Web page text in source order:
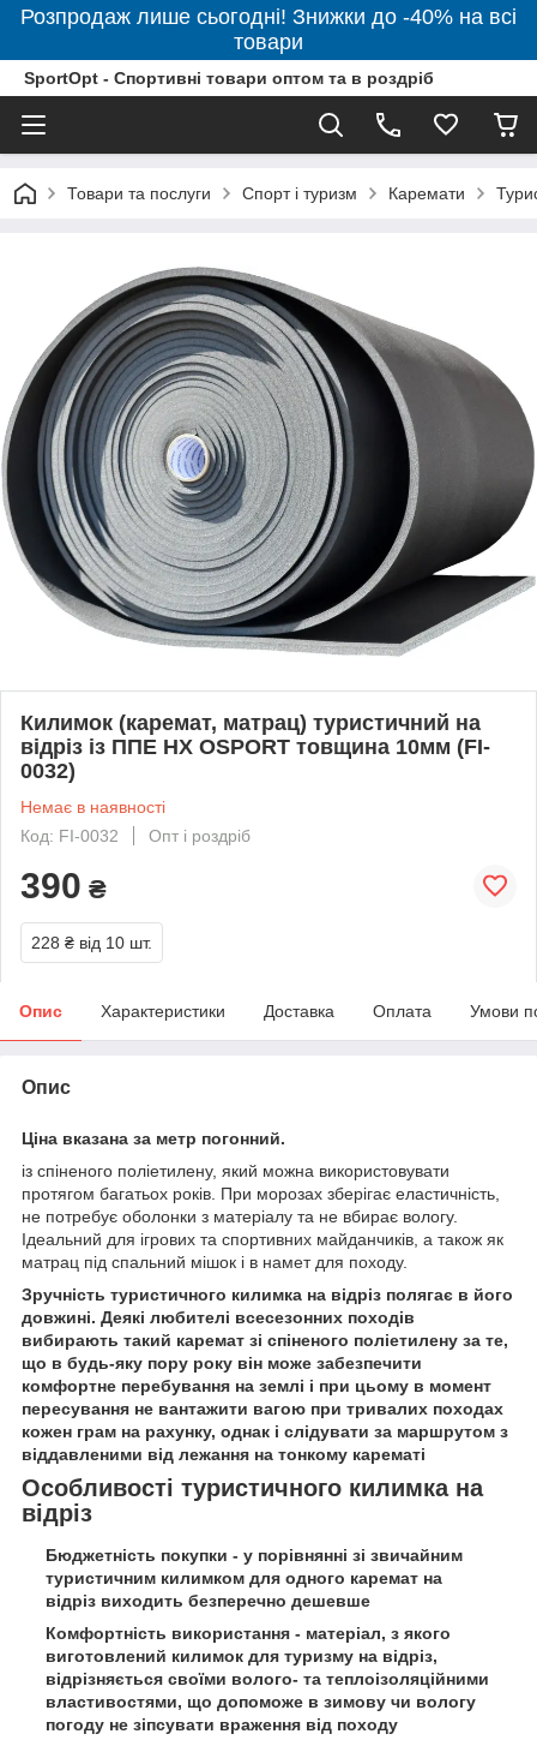
Розпродаж лише сьогодні! Знижки до -40% на всі
товари
SportOpt - Спортивні товари оптом та в роздріб
Товари та послуги Спорт і туризм Каремати
Килимок (каремат, матрац) туристичний на
відріз із ППЕ НХ OSPORT товщина 10мм (FI-
0032)
Немає в наявності
Код: FI-0032
Опт і роздріб
390 ₴
228 ₴ від 10 шт.
Опис Характеристики Доставка Оплата Умови
Опис
Ціна вказана за метр погонний.
із спіненого поліетилену, який можна використовувати
протягом багатьох років. При морозах зберігає еластичність,
не потребує оболонки з матеріалу та не вбирає вологу.
Ідеальний для ігрових та спортивних майданчиків, а також як
матрац під спальний мішок і в намет для походу.
Зручність туристичного килимка на відріз полягає в його
довжині. Деякі любителі всесезонних походів
вибирають такий каремат зі спіненого поліетилену за те,
що в будь-яку пору року він може забезпечити
комфортне перебування на землі і при цьому в момент
пересування не вантажити вагою при тривалих походах
кожен грам на рахунку, однак і слідувати за маршрутом з
віддавленими від лежання на тонкому карематі
Особливості туристичного килимка на
відріз
Бюджетність покупки - у порівнянні зі звичайним
туристичним килимком для одного каремат на
відріз виходить безперечно дешевше
Комфортність використання - матеріал, з якого
виготовлений килимок для туризму на відріз,
відрізняється своїми волого- та теплоізоляційними
властивостями, що допоможе в зимову чи вологу
погоду не зіпсувати враження від походу